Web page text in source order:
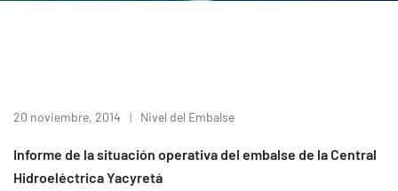
20 noviembre, 2014 Nivel del Embalse
Informe de la situación operativa del embalse de la Central
Hidroeléctrica Yacyretá